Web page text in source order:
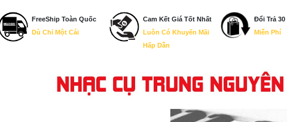
FreeShip Toàn Quốc
Dù Chỉ Một Cái
Cam Kết Giá Tốt Nhất
Luôn Có Khuyến Mãi
Hấp Dẫn
Đổi Trả 30
Miễn Phí